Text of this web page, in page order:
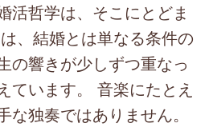
活哲学は、そこにとどま
、結婚とは単なる条件の
の響きが少しずつ重なっ
ています。 音楽にたとえ
な独奏ではありません。